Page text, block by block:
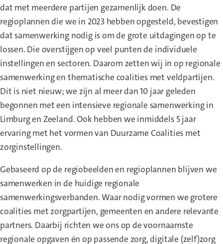
dat met meerdere partijen gezamenlijk doen. De
regioplannen die we in 2023 hebben opgesteld, bevestigen
dat samenwerking nodig is om de grote uitdagingen op te
lossen. Die overstijgen op veel punten de individuele
instellingen en sectoren. Daarom zetten wij in op regionale
samenwerking en thematische coalities met veldpartijen.
Dit is niet nieuw; we zijn al meer dan 10 jaar geleden
begonnen met een intensieve regionale samenwerking in
Limburg en Zeeland. Ook hebben we inmiddels 5 jaar
ervaring met het vormen van Duurzame Coalities met
zorginstellingen.
Gebaseerd op de regiobeelden en regioplannen blijven we
samenwerken in de huidige regionale
samenwerkingsverbanden. Waar nodig vormen we grotere
coalities met zorgpartijen, gemeenten en andere relevante
partners. Daarbij richten we ons op de voornaamste
regionale opgaven én op passende zorg, digitale (zelf)zorg